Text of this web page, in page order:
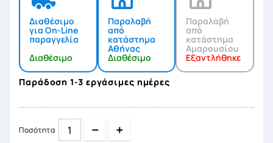
Διαθέσιμο
για On-Line
παραγγελία
Διαθέσιμο
Παραλαβή
από
κατάστημα
Αθήνας
Διαθέσιμο
Παραλαβή
από
κατάστημα
Αμαρουσίου
Εξαντλήθηκε
Παράδοση 1-3 εργάσιμες ημέρες
Ποσότητα Quantity